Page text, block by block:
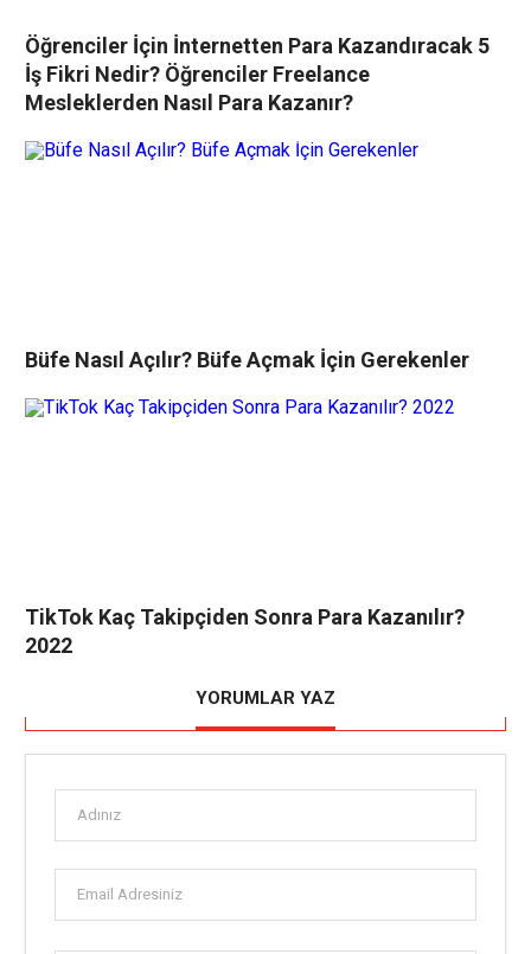
Öğrenciler İçin İnternetten Para Kazandıracak 5
İş Fikri Nedir? Öğrenciler Freelance
Mesleklerden Nasıl Para Kazanır?
Büfe Nasıl Açılır? Büfe Açmak İçin Gerekenler
TikTok Kaç Takipçiden Sonra Para Kazanılır?
2022
YORUMLAR YAZ